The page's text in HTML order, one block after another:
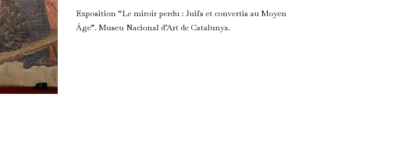
Exposition “Le miroir perdu : Juifs et convertis au Moyen
Âge”. Museu Nacional d’Art de Catalunya.